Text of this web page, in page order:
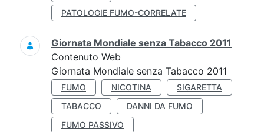
PATOLOGIE FUMO-CORRELATE
Giornata Mondiale senza Tabacco 2011
Contenuto Web
Giornata Mondiale senza Tabacco 2011
FUMO NICOTINA
SIGARETTA
TABACCO
DANNI DA FUMO
FUMO PASSIVO